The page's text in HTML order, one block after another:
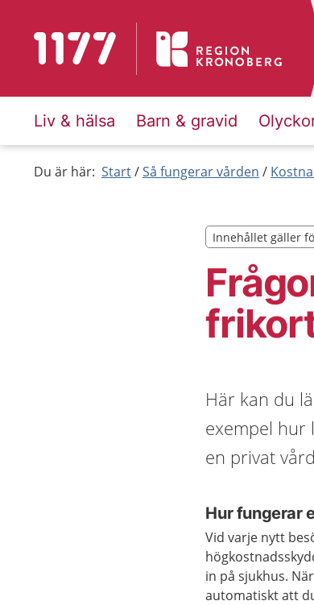
Till startsidan för 1177
Liv & hälsa Barn & gravid
Du är här: Start Så fungerar vården
Innehållet gäller
Innehållet gäller
Här kan du
exempel hur
en privat
Hur fungerar
Vid varje nytt
in på sjukhus.
automatiskt att